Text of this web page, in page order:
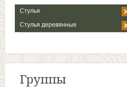
Стулья
Стулья деревянные
Группы